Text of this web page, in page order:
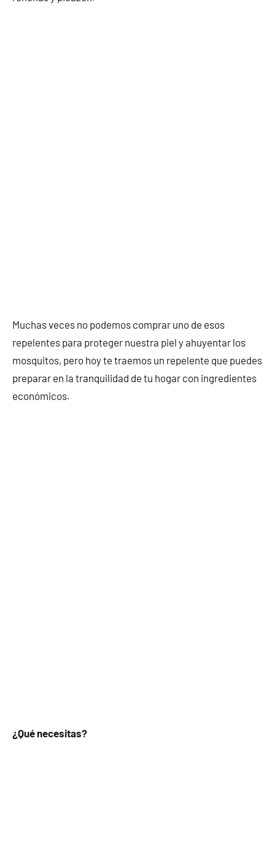
Muchas veces no podemos comprar uno de esos
repelentes para proteger nuestra piel y ahuyentar los
mosquitos, pero hoy te traemos un repelente que puedes
preparar en la tranquilidad de tu hogar con ingredientes
económicos.
¿Qué necesitas?